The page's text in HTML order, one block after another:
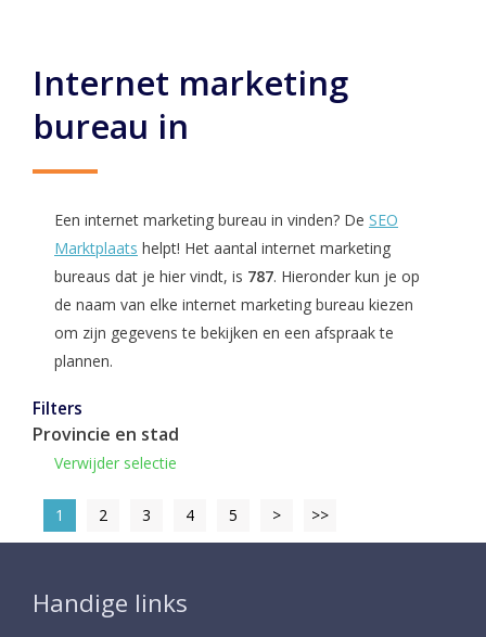
Internet marketing
bureau in
Een internet marketing bureau in vinden? De SEO
Marktplaats helpt! Het aantal internet marketing
bureaus dat je hier vindt, is 787. Hieronder kun je op
de naam van elke internet marketing bureau kiezen
om zijn gegevens te bekijken en een afspraak te
plannen.
Filters
Provincie en stad
Verwijder selectie
1 2 3 4 5 > >>
Handige links